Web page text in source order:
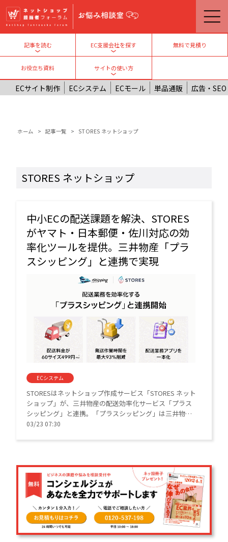
メインコンテンツに移動
記事を読む
Toggle submenu
EC支援会社を探す
Toggle submenu
無料で見積り
お役立ち資料
サイトの使い方
Toggle submenu
ECサイト制作 ECシステム ECモール 単品通販 広告・SEO
パンくず
ホーム 記事一覧 STORES ネットショップ
STORES ネットショップ
中小ECの配送課題を解決、STORES
がヤマト・日本郵便・佐川対応の効
率化ツールを提供。三井物産「プラ
スシッピング」と連携で実現
ECシステム
STORESはネットショップ作成サービス「STORES ネット
ショップ」が、三井物産の配送効率化サービス「プラス
シッピング」と連携。「プラスシッピング」は三井物産
が提供する配送関連のバックヤード業務を最適化するサ
03/23 07:30